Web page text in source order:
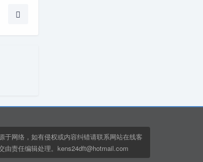
于网络，如有侵权或内容纠错请联系网站在线客
由责任编辑处理。kens24dft@hotmail.com